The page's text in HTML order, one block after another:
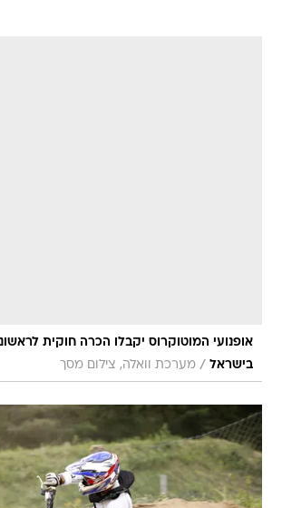
אופנועי המוטוקרוס יקבלו הכרה חוקית
בישראל / מערכת וואלה, צילום מסך